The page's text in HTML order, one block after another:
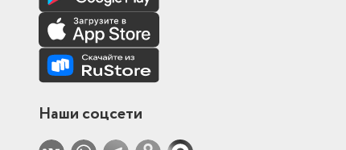
Наши соцсети